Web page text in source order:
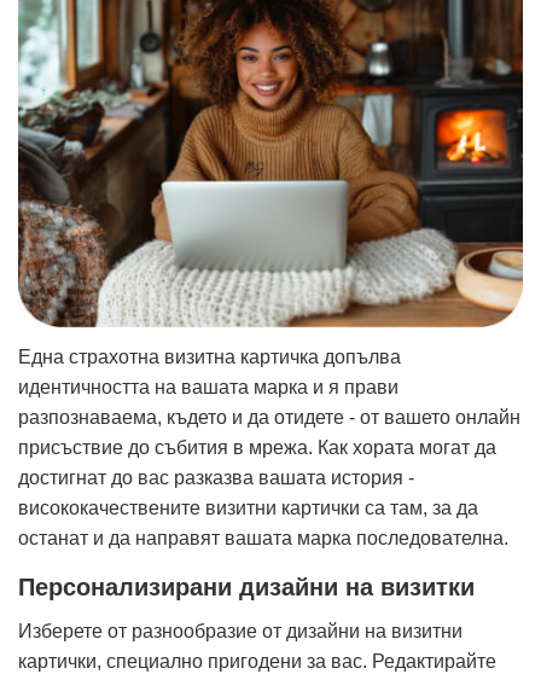
Една страхотна визитна картичка допълва
идентичността на вашата марка и я прави
разпознаваема, където и да отидете - от вашето онлайн
присъствие до събития в мрежа. Как хората могат да
достигнат до вас разказва вашата история -
висококачествените визитни картички са там, за да
останат и да направят вашата марка последователна.
Персонализирани дизайни на визитки
Изберете от разнообразие от дизайни на визитни
картички, специално пригодени за вас. Редактирайте